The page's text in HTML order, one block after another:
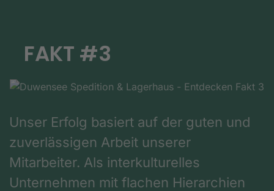
FAKT #3
Unser Erfolg basiert auf der guten und
zuverlässigen Arbeit unserer
Mitarbeiter. Als interkulturelles
Unternehmen mit flachen Hierarchien